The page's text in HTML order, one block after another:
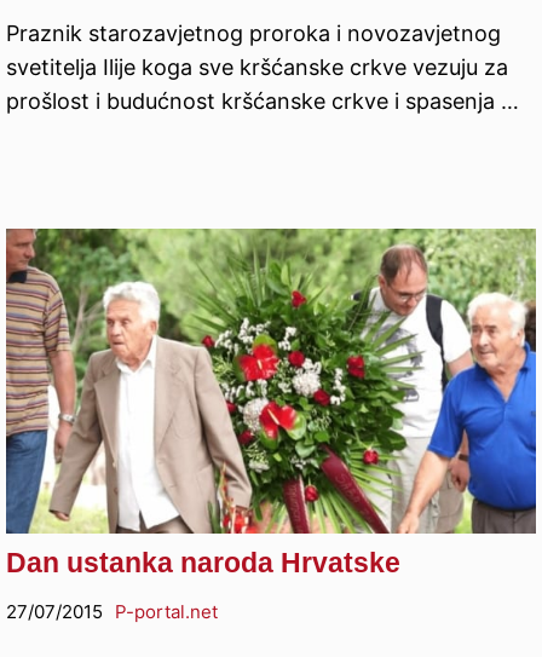
Praznik starozavjetnog proroka i novozavjetnog
svetitelja Ilije koga sve kršćanske crkve vezuju za
prošlost i budućnost kršćanske crkve i spasenja …
Dan ustanka naroda Hrvatske
27/07/2015 P-portal.net